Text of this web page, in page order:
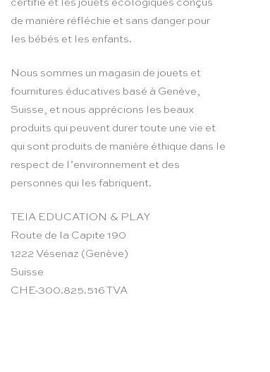
certifié et les jouets écologiques conçus
de manière réfléchie et sans danger pour
les bébés et les enfants.
Nous sommes un magasin de jouets et
fournitures éducatives basé à Genève,
Suisse, et nous apprécions les beaux
produits qui peuvent durer toute une vie et
qui sont produits de manière éthique dans le
respect de l’environnement et des
personnes qui les fabriquent.
TEIA EDUCATION & PLAY
Route de la Capite 190
1222 Vésenaz (Genève)
Suisse
CHE-300.825.516 TVA